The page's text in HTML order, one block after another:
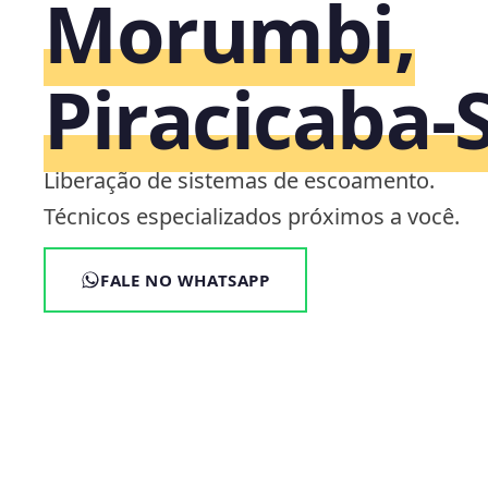
Morumbi,
Liberação de sistemas de escoamento.
Técnicos especializados próximos a você.
FALE NO WHATSAPP